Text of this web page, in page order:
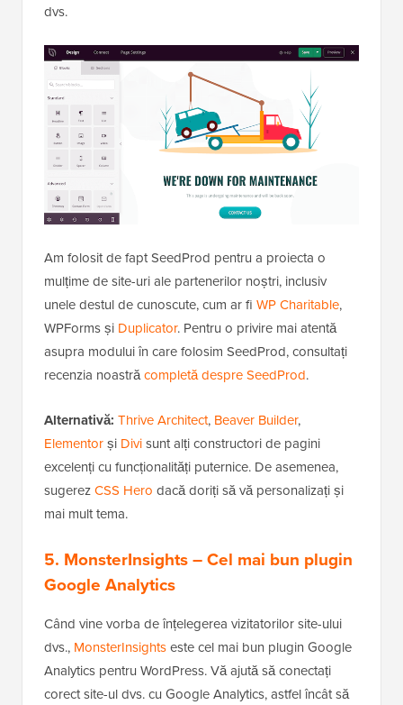
dvs.
Am folosit de fapt SeedProd pentru a proiecta o
mulțime de site-uri ale partenerilor noștri, inclusiv
unele destul de cunoscute, cum ar fi WP Charitable,
WPForms și Duplicator. Pentru o privire mai atentă
asupra modului în care folosim SeedProd, consultați
recenzia noastrăcompletă despre SeedProd.
Alternativă: Thrive Architect, Beaver Builder,
Elementorși Divisunt alți constructori de pagini
excelenți cu funcționalități puternice. De asemenea,
sugerezCSS Hero dacă doriți să vă personalizați și
mai mult tema.
5. MonsterInsights– Cel mai bun plugin
Google Analytics
Când vine vorba de înțelegerea vizitatorilor site-ului
dvs., MonsterInsightseste cel mai bun plugin Google
Analytics pentru WordPress. Vă ajută să conectați
corect site-ul dvs. cu Google Analytics, astfel încât să